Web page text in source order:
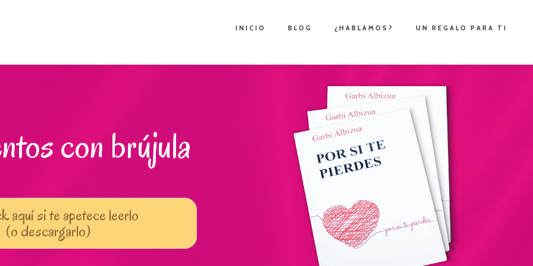
INICIO BLOG ¿HABLAMOS? UN REGALO PARA TI
con brújula
aquí si te apetece leerlo
(o descargarlo)